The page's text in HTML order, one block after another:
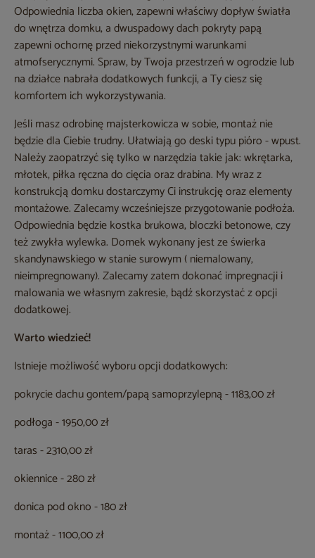
Odpowiednia liczba okien, zapewni właściwy dopływ światła
do wnętrza domku, a dwuspadowy dach pokryty papą
zapewni ochornę przed niekorzystnymi warunkami
atmofserycznymi. Spraw, by Twoja przestrzeń w ogrodzie lub
na działce nabrała dodatkowych funkcji, a Ty ciesz się
komfortem ich wykorzystywania.
Jeśli masz odrobinę majsterkowicza w sobie, montaż nie
będzie dla Ciebie trudny. Ułatwiają go deski typu pióro - wpust.
Należy zaopatrzyć się tylko w narzędzia takie jak: wkrętarka,
młotek, piłka ręczna do cięcia oraz drabina. My wraz z
konstrukcją domku dostarczymy Ci instrukcję oraz elementy
montażowe. Zalecamy wcześniejsze przygotowanie podłoża.
Odpowiednia będzie kostka brukowa, bloczki betonowe, czy
też zwykła wylewka. Domek wykonany jest ze świerka
skandynawskiego w stanie surowym ( niemalowany,
nieimpregnowany). Zalecamy zatem dokonać impregnacji i
malowania we własnym zakresie, bądź skorzystać z opcji
dodatkowej.
Warto wiedzieć!
Istnieje możliwość wyboru opcji dodatkowych:
pokrycie dachu gontem/papą samoprzylepną - 1183,00 zł
podłoga - 1950,00 zł
taras - 2310,00 zł
okiennice - 280 zł
donica pod okno - 180 zł
montaż - 1100,00 zł